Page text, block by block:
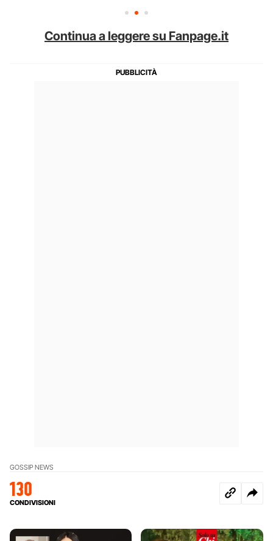
Continua a leggere su Fanpage.it
GOSSIP NEWS
130
CONDIVISIONI